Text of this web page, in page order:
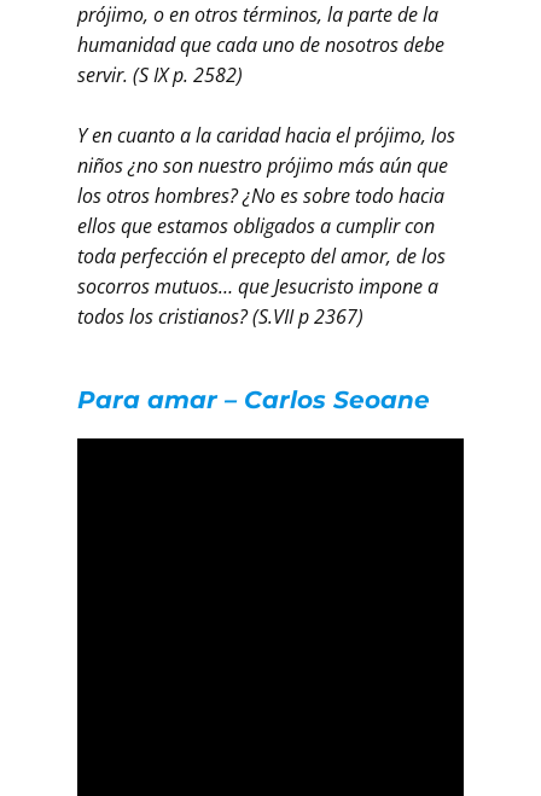
prójimo, o en otros términos, la parte de la
humanidad que cada uno de nosotros debe
servir. (S IX p. 2582)
Y en cuanto a la caridad hacia el prójimo, los
niños ¿no son nuestro prójimo más aún que
los otros hombres? ¿No es sobre todo hacia
ellos que estamos obligados a cumplir con
toda perfección el precepto del amor, de los
socorros mutuos… que Jesucristo impone a
todos los cristianos? (S.VII p 2367)
Para amar – Carlos Seoane